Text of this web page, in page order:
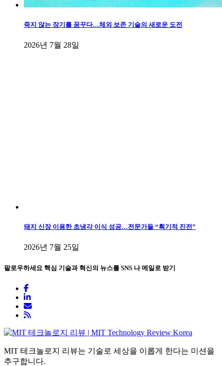
죽지 않는 장기를 꿈꾸다…체외 보존 기술의 새로운 도전
2026년 7월 28일
돼지 신장 이용한 초냉각 이식 성공…전문가들 “획기적 진전”
2026년 7월 25일
팔로우하세요 핵심 기술과 혁신의 뉴스를 SNS 나 메일로 받기
MIT 테크놀로지 리뷰는 기술로 세상을 이롭게 한다는 미션을
추구합니다.